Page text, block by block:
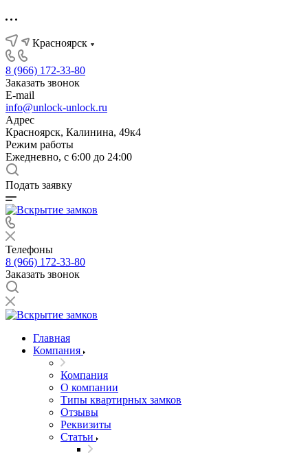
Красноярск
8 (966) 172-33-80
Заказать звонок
E-mail
info@unlock-unlock.ru
Адрес
Красноярск, Калинина, 49к4
Режим работы
Ежедневно, с 6:00 до 24:00
Подать заявку
Телефоны
8 (966) 172-33-80
Заказать звонок
Главная
Компания
Компания
О компании
Типы квартирных замков
Отзывы
Реквизиты
Статьи